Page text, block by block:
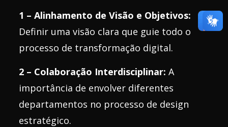
1 – Alinhamento de Visão e Objetivos:
Definir uma visão clara que guie todo o
processo de transformação digital.
2 – Colaboração Interdisciplinar: A
importância de envolver diferentes
departamentos no processo de design
estratégico.